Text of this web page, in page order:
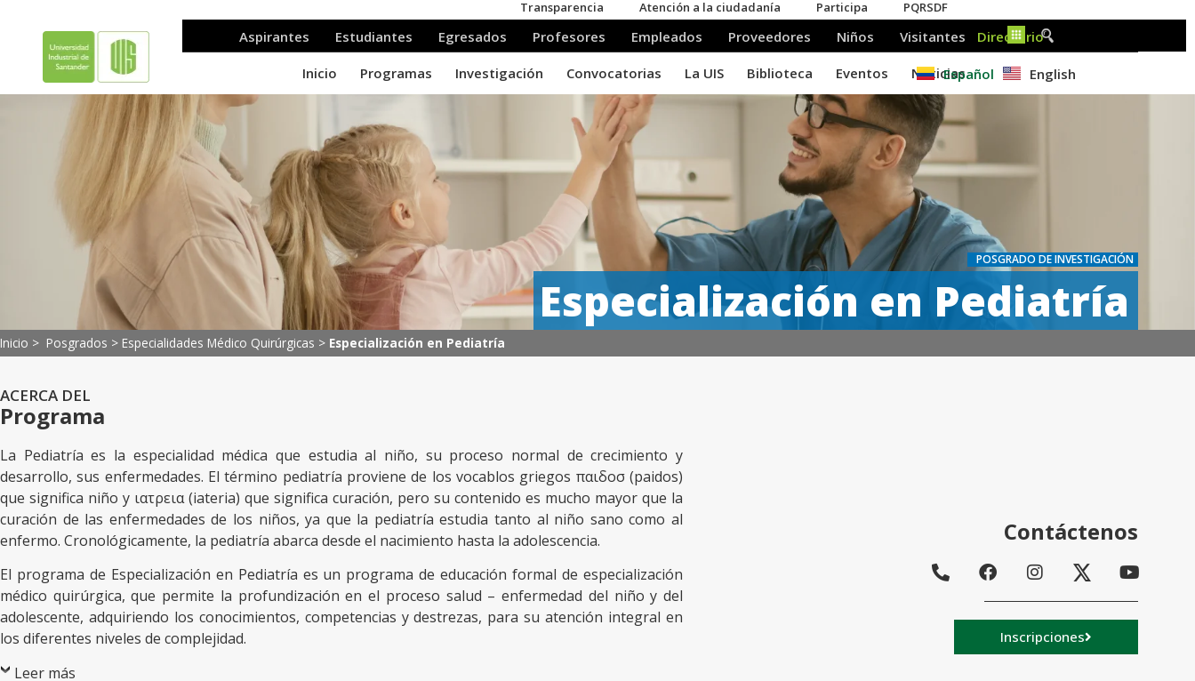
Español English
POSGRADO DE INVESTIGACIÓN
Especialización en Pediatría
Inicio > Posgrados > Especialidades Médico Quirúrgicas > Especialización en Pediatría
ACERCA DEL
Programa
La Pediatría es la especialidad médica que estudia al niño, su proceso normal de crecimiento y
desarrollo, sus enfermedades. El término pediatría proviene de los vocablos griegos παιδοσ (paidos)
que significa niño y ιατρεια (iateria) que significa curación, pero su contenido es mucho mayor que la
curación de las enfermedades de los niños, ya que la pediatría estudia tanto al niño sano como al
enfermo. Cronológicamente, la pediatría abarca desde el nacimiento hasta la adolescencia.
El programa de Especialización en Pediatría es un programa de educación formal de especialización
médico quirúrgica, que permite la profundización en el proceso salud – enfermedad del niño y del
adolescente, adquiriendo los conocimientos, competencias y destrezas, para su atención integral en
los diferentes niveles de complejidad.
Leer más
Contáctenos
Inscripciones